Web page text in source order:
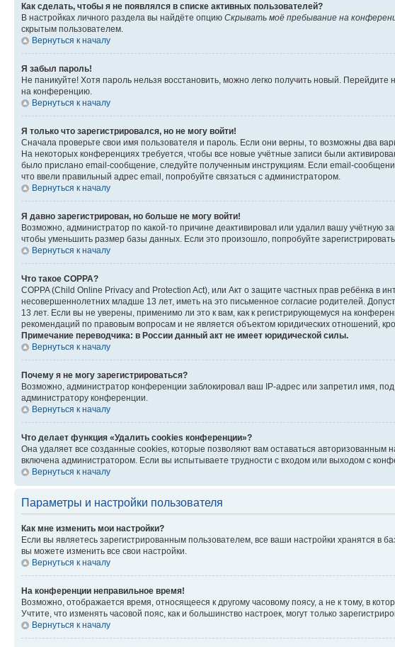
Как сделать, чтобы я не появлялся в списке активных пользователей?
В настройках личного раздела вы найдёте опцию Скрывать моё пребывание на
скрытым пользователем.
Вернуться к началу
Я забыл пароль!
Не паникуйте! Хотя пароль нельзя восстановить, можно легко получить новый.
на конференцию.
Вернуться к началу
Я только что зарегистрировался, но не могу войти!
Сначала проверьте свои имя пользователя и пароль. Если они верны, то возможны два
На некоторых конференциях требуется, чтобы все новые учётные записи были
было прислано email-сообщение, следуйте полученным инструкциям. Если email-
что ввели правильный адрес email, попробуйте связаться с администратором.
Вернуться к началу
Я давно зарегистрирован, но больше не могу войти!
Возможно, администратор по какой-то причине деактивировал или удалил вашу учётную
чтобы уменьшить размер базы данных. Если это произошло, попробуйте
Вернуться к началу
Что такое COPPA?
COPPA (Child Online Privacy and Protection Act), или Акт о защите частных прав ребёнка
несовершеннолетних младше 13 лет, иметь на это письменное согласие родителей.
13 лет. Если вы не уверены, применимо ли это к вам, как к регистрирующемуся на
рекомендаций по правовым вопросам и не является объектом юридических отношений,
Примечание переводчика: в России данный акт не имеет юридической силы.
Вернуться к началу
Почему я не могу зарегистрироваться?
Возможно, администратор конференции заблокировал ваш IP-адрес или запретил имя,
администратору конференции.
Вернуться к началу
Что делает функция «Удалить cookies конференции»?
Она удаляет все созданные cookies, которые позволяют вам оставаться
включена администратором. Если вы испытываете трудности с входом или выходом с
Вернуться к началу
Параметры и настройки пользователя
Как мне изменить мои настройки?
Если вы являетесь зарегистрированным пользователем, все ваши настройки хранятся в
вы можете изменить все свои настройки.
Вернуться к началу
На конференции неправильное время!
Возможно, отображается время, относящееся к другому часовому поясу, а не к тому, в
Учтите, что изменять часовой пояс, как и большинство настроек, могут только
Вернуться к началу